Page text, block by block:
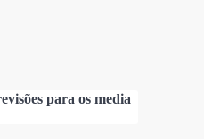
para os media